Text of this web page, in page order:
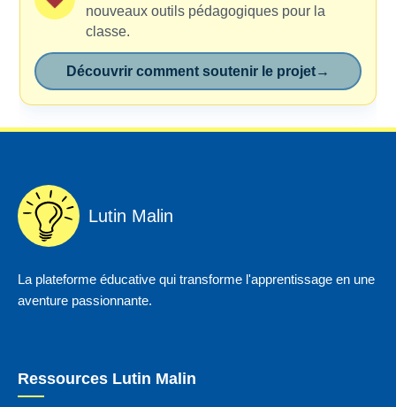
nouveaux outils pédagogiques pour la
classe.
Découvrir comment soutenir le projet→
Lutin Malin
La plateforme éducative qui transforme l'apprentissage en une
aventure passionnante.
Ressources Lutin Malin